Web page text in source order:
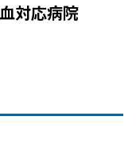
対応病院